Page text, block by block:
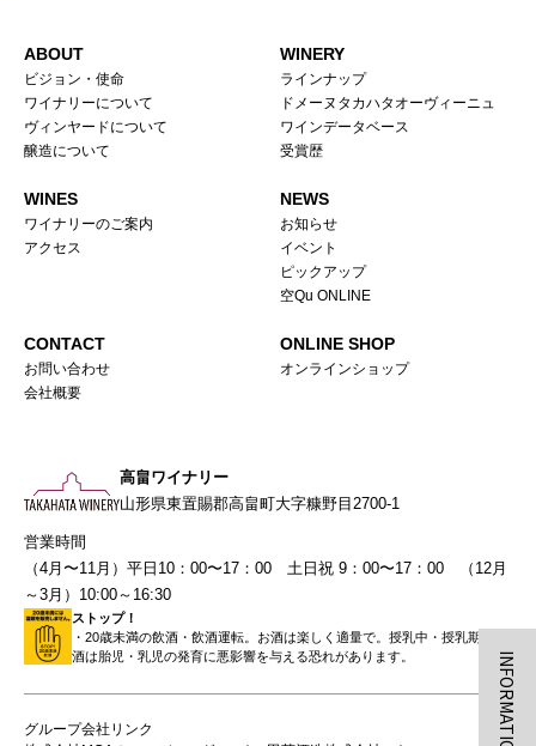
ABOUT
ビジョン・使命
ワイナリーについて
ヴィンヤードについて
醸造について
WINERY
ラインナップ
ドメーヌタカハタオーヴィーニュ
ワインデータベース
受賞歴
WINES
ワイナリーのご案内
アクセス
NEWS
お知らせ
イベント
ピックアップ
空Qu ONLINE
CONTACT
お問い合わせ
会社概要
ONLINE SHOP
オンラインショップ
高畠ワイナリー
山形県東置賜郡高畠町大字糠野目2700-1
営業時間
（4月〜11月）平日10：00〜17：00 土日祝 9：00〜17：00 （12月
～3月）10:00～16:30
ストップ！
・20歳未満の飲酒・飲酒運転。お酒は楽しく適量で。授乳中・授乳期の飲
酒は胎児・乳児の発育に悪影響を与える恐れがあります。
グループ会社リンク
INFORMATION